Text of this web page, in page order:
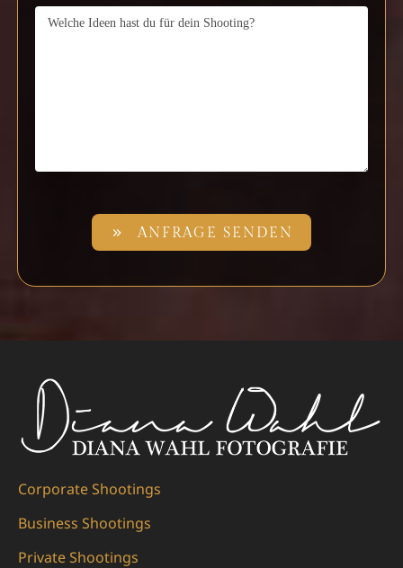
ANFRAGE SENDEN
Corporate Shootings
Business Shootings
Private Shootings